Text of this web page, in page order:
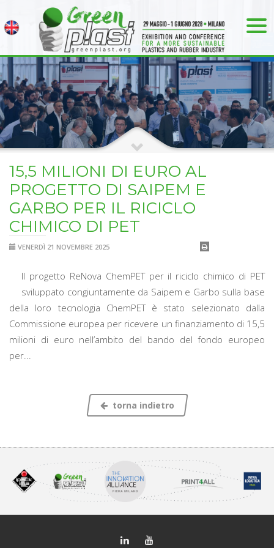
15,5 MILIONI DI EURO AL
PROGETTO DI SAIPEM E
GARBO PER IL RICICLO
CHIMICO DI PET
VENERDÌ 21 NOVEMBRE 2025
Il progetto ReNova ChemPET per il riciclo chimico di PET
sviluppato congiuntamente da Saipem e Garbo sulla base
della loro tecnologia ChemPET è stato selezionato dalla
Commissione europea per ricevere un finanziamento di 15,5
milioni di euro nell’ambito del bando del fondo europeo
per...
torna indietro